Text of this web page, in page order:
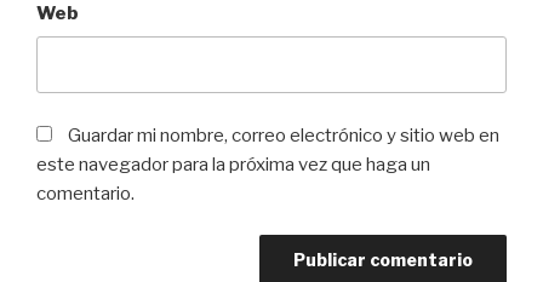
Web
Guardar mi nombre, correo electrónico y sitio web en
este navegador para la próxima vez que haga un
comentario.